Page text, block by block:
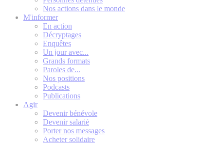
Nos actions dans le monde
M'informer
En action
Décryptages
Enquêtes
Un jour avec...
Grands formats
Paroles de...
Nos positions
Podcasts
Publications
Agir
Devenir bénévole
Devenir salarié
Porter nos messages
Acheter solidaire